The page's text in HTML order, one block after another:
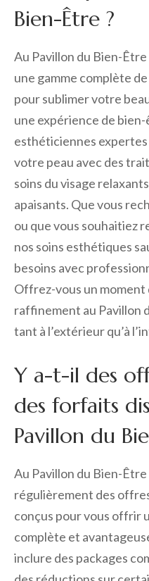
Bien-Être ?
Au Pavillon du Bien-
une gamme complète
pour sublimer votre
une expérience de
esthéticiennes
votre peau avec des
soins du visage
apaisants. Que vous
ou que vous souhaitiez
nos soins esthétiques
besoins avec
Offrez-vous un moment
raffinement au Pavillon
tant à l’extérieur qu’à
Y a-t-il des
des forfaits
Pavillon du
Au Pavillon du Bien-
régulièrement des
conçus pour vous offrir
complète et
inclure des packages